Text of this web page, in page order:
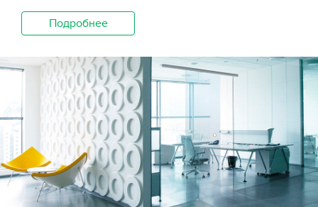
Подробнее